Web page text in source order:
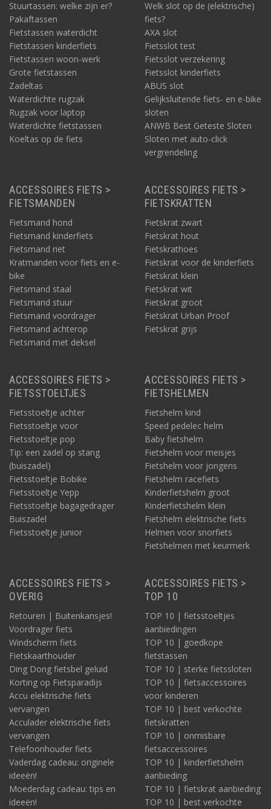
Stuurtassen: welke zijn er?
Pakaftassen
Fietstassen waterdicht
Fietstassen kinderfiets
Fietstassen woon-werk
Grote fietstassen
Zadeltas
Waterdichte rugzak
Rugzak voor laptop
Waterdichte fietstassen
Koeltas op de fiets
Welk slot op de (elektrische)
fiets?
AXA slot
Fietsslot test
Fietsslot verzekering
Fietsslot kinderfiets
ABUS slot
Gelijksluitende fiets- en e-bike
sloten
ANWB Best Geteste Sloten
Sloten met auto-click
vergrendeling
ACCESSOIRES FIETS >
FIETSMANDEN
Fietsmand hond
Fietsmand kinderfiets
Fietsmand riet
Kratmanden voor fiets en e-
bike
Fietsmand staal
Fietsmand stuur
Fietsmand voordrager
Fietsmand achterop
Fietsmand met deksel
ACCESSOIRES FIETS >
FIETSKRATTEN
Fietskrat zwart
Fietskrat hout
Fietskrathoes
Fietskrat voor de kinderfiets
Fietskrat klein
Fietskrat wit
Fietskrat groot
Fietskrat Urban Proof
Fietskrat grijs
ACCESSOIRES FIETS >
FIETSSTOELTJES
Fietsstoeltje achter
Fietsstoeltje voor
Fietsstoeltje pop
Tip: een zadel op stang
(buiszadel)
Fietsstoeltje Bobike
Fietsstoeltje Yepp
Fietsstoeltje bagagedrager
Buiszadel
Fietsstoeltje junior
ACCESSOIRES FIETS >
FIETSHELMEN
Fietshelm kind
Speed pedelec helm
Baby fietshelm
Fietshelm voor meisjes
Fietshelm voor jongens
Fietshelm racefiets
Kinderfietshelm groot
Kinderfietshelm klein
Fietshelm elektrische fiets
Helmen voor snorfiets
Fietshelmen met keurmerk
ACCESSOIRES FIETS >
OVERIG
Retouren | Buitenkansjes!
Voordrager fiets
Windscherm fiets
Fietskaarthouder
Ding Dong fietsbel geluid
Korting op Fietsparadijs
Accu elektrische fiets
vervangen
Acculader elektrische fiets
vervangen
Telefoonhouder fiets
Vaderdag cadeau: originele
ideeën!
Moederdag cadeau: tips en
ideeën!
ACCESSOIRES FIETS >
TOP 10
TOP 10 | fietsstoeltjes
aanbiedingen
TOP 10 | goedkope
fietstassen
TOP 10 | sterke fietssloten
TOP 10 | fietsaccessoires
voor kinderen
TOP 10 | best verkochte
fietskratten
TOP 10 | onmisbare
fietsaccessoires
TOP 10 | kinderfietshelm
aanbieding
TOP 10 | fietskrat aanbieding
TOP 10 | best verkochte